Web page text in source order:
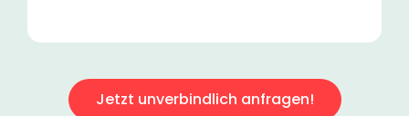
Jetzt unverbindlich anfragen!